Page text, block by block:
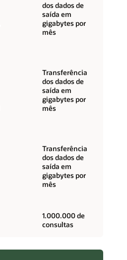
dos dados de
saída em
gigabytes por
mês
Transferência
dos dados de
saída em
gigabytes por
mês
Transferência
dos dados de
saída em
gigabytes por
mês
1.000.000 de
consultas